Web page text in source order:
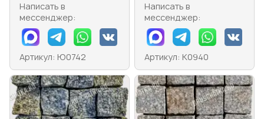
Написать в
мессенджер:
Артикул: Ю0742
Написать в
мессенджер:
Артикул: К0940